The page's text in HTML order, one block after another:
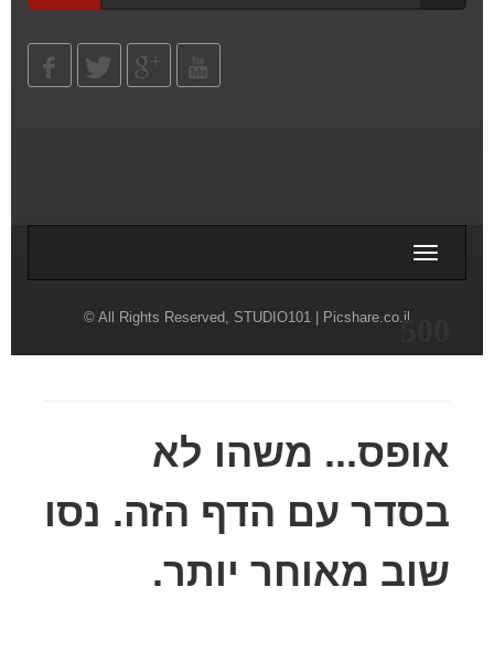
© All Rights Reserved, STUDIO101 | Picshare.co.il
Toggle
500
אופס... משהו לא
בסדר עם הדף הזה. נסו
שוב מאוחר יותר.